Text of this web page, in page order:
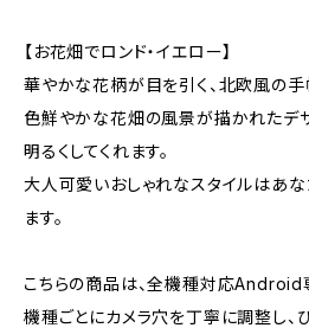
【お花畑でロンド・イエロー】
華やかな花柄が目を引く、北欧風の手
色鮮やかな花畑の風景が描かれたデ
明るくしてくれます。
大人可愛いおしゃれなスタイルはあ
ます。
こちらの商品は、全機種対応Android
機種ごとにカメラ穴を丁寧に調整し、ぴ